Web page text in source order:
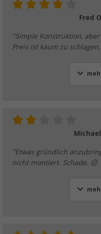
Fred
"Simple Konstruktion,
Preis ist kaum zu
Michael
"Etwas gründlich
nicht montiert. Schade. ☹